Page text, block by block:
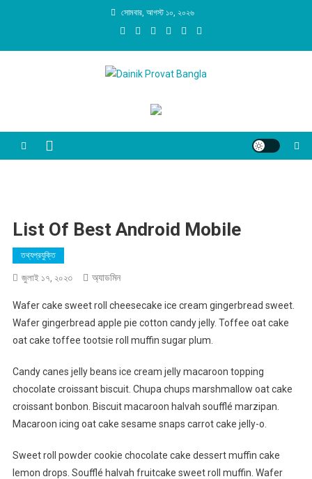
সোমবার, আগস্ট ১০, ২০২৬
Dainik Provat Bangla
List Of Best Android Mobile
তথ্যপ্রযুক্তি
জুলাই ১৭, ২০২৩ অ্যাডমিন
Wafer cake sweet roll cheesecake ice cream gingerbread sweet.
Wafer gingerbread apple pie cotton candy jelly. Toffee oat cake
oat cake toffee tootsie roll muffin sugar plum.
Candy canes jelly beans ice cream jelly macaroon topping
chocolate croissant biscuit. Chupa chups marshmallow oat cake
croissant bonbon. Biscuit macaroon halvah soufflé marzipan.
Macaroon icing oat cake sesame snaps carrot cake jelly-o.
Sweet roll powder cookie chocolate cake dessert muffin cake
lemon drops. Soufflé halvah fruitcake sweet roll muffin. Wafer